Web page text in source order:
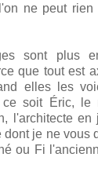
ne peut
sont plus
que tout est
elles les
ce soit Éric, le
l'architecte en
dont je ne vous
ou Fi